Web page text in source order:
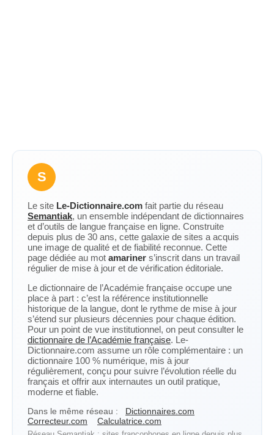
S
Le site Le-Dictionnaire.com fait partie du réseau
Semantiak, un ensemble indépendant de dictionnaires
et d’outils de langue française en ligne. Construite
depuis plus de 30 ans, cette galaxie de sites a acquis
une image de qualité et de fiabilité reconnue. Cette
page dédiée au mot amariner s’inscrit dans un travail
régulier de mise à jour et de vérification éditoriale.
Le dictionnaire de l’Académie française occupe une
place à part : c’est la référence institutionnelle
historique de la langue, dont le rythme de mise à jour
s’étend sur plusieurs décennies pour chaque édition.
Pour un point de vue institutionnel, on peut consulter le
dictionnaire de l’Académie française. Le-
Dictionnaire.com assume un rôle complémentaire : un
dictionnaire 100 % numérique, mis à jour
régulièrement, conçu pour suivre l’évolution réelle du
français et offrir aux internautes un outil pratique,
moderne et fiable.
Dans le même réseau :
Dictionnaires.com
Correcteur.com
Calculatrice.com